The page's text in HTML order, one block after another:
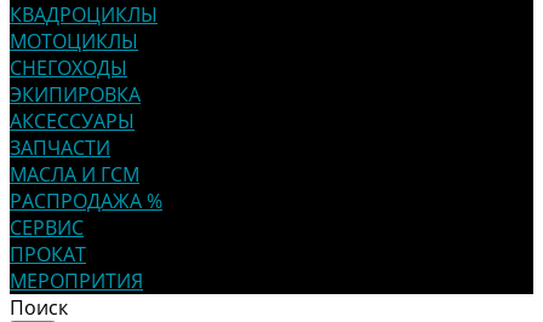
КВАДРОЦИКЛЫ
МОТОЦИКЛЫ
СНЕГОХОДЫ
ЭКИПИРОВКА
АКСЕССУАРЫ
ЗАПЧАСТИ
МАСЛА И ГСМ
РАСПРОДАЖА %
СЕРВИС
ПРОКАТ
МЕРОПРИТИЯ
Поиск